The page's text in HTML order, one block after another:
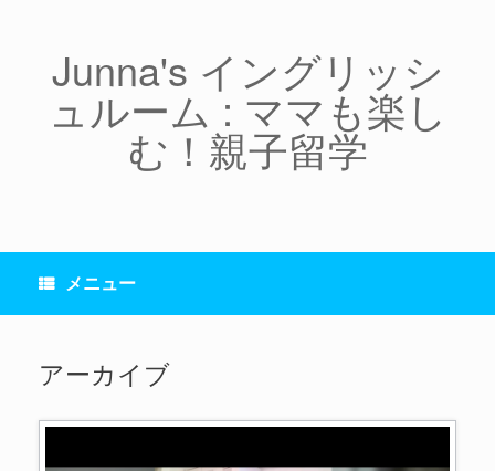
Junna's イングリッシ
ュルーム : ママも楽し
む！親子留学
メニュー
アーカイブ